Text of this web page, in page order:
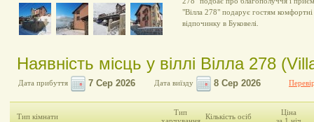
"Вілла 278" подарує гостям
відпочинку в Буковелі.
Наявність місць у віллі Вілла 278
Дата прибуття Дата виїзду
Тип кімнати
Тип
Кількість осіб
Ціна